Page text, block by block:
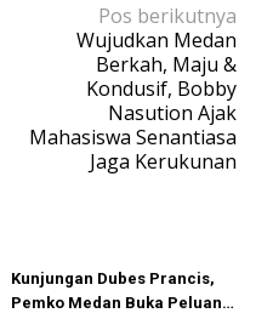
Pos berikutnya
Wujudkan Medan
Berkah, Maju &
Kondusif, Bobby
Nasution Ajak
Mahasiswa Senantiasa
Jaga Kerukunan
Kunjungan Dubes Prancis,
Pemko Medan Buka Peluang